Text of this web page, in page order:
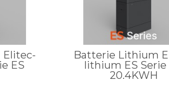
ES
Batterie Lithium
lithium ES Serie
20.4KWH